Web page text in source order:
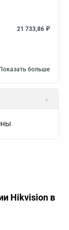
21 733,86 ₽
Показать больше
Hikvision в